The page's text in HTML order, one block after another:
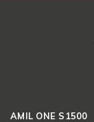
AMIL ONE S1500